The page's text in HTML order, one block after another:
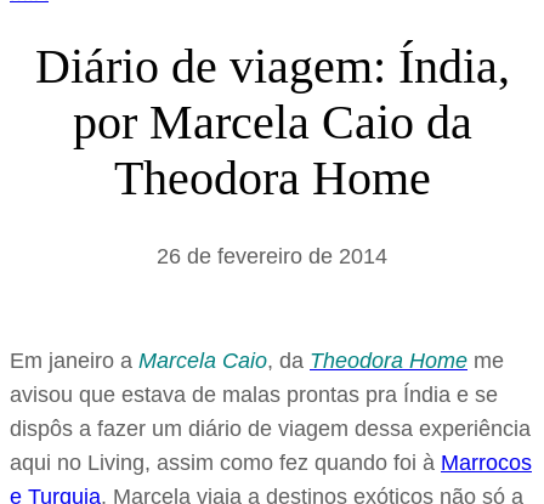
Diário de viagem: Índia,
por Marcela Caio da
Theodora Home
26 de fevereiro de 2014
Em janeiro a Marcela Caio, da Theodora Home me
avisou que estava de malas prontas pra Índia e se
dispôs a fazer um diário de viagem dessa experiência
aqui no Living, assim como fez quando foi à Marrocos
e Turquia. Marcela viaja a destinos exóticos não só a